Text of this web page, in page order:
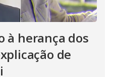
à herança dos
de